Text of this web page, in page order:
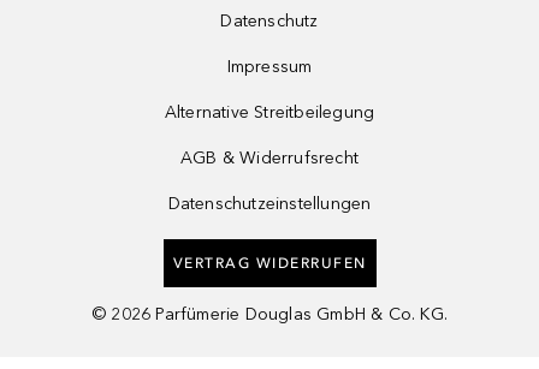
Datenschutz
Impressum
Alternative Streitbeilegung
AGB & Widerrufsrecht
Datenschutzeinstellungen
VERTRAG WIDERRUFEN
© 2026 Parfümerie Douglas GmbH & Co. KG.